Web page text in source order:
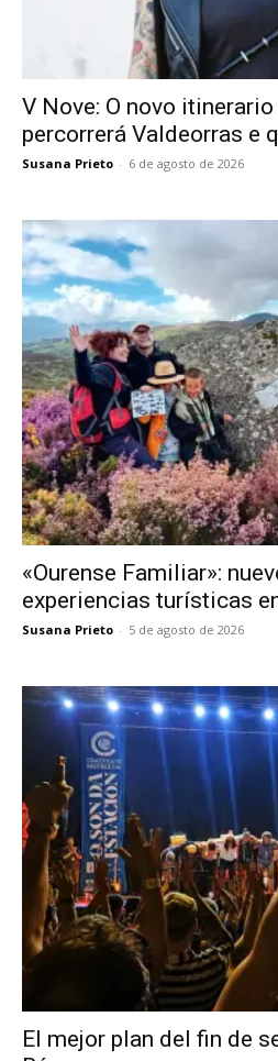
V Nove: O novo
percorrerá Valdeorras e
Susana Prieto - 6 de agosto de 2026
«Ourense Familiar»:
experiencias turísticas
Susana Prieto - 5 de agosto de 2026
El mejor plan del fin de